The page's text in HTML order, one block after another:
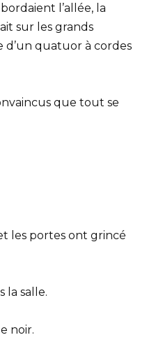
l’allée, la
sur les grands
d’un quatuor à cordes
que tout se
les portes ont grincé
la salle.
noir.